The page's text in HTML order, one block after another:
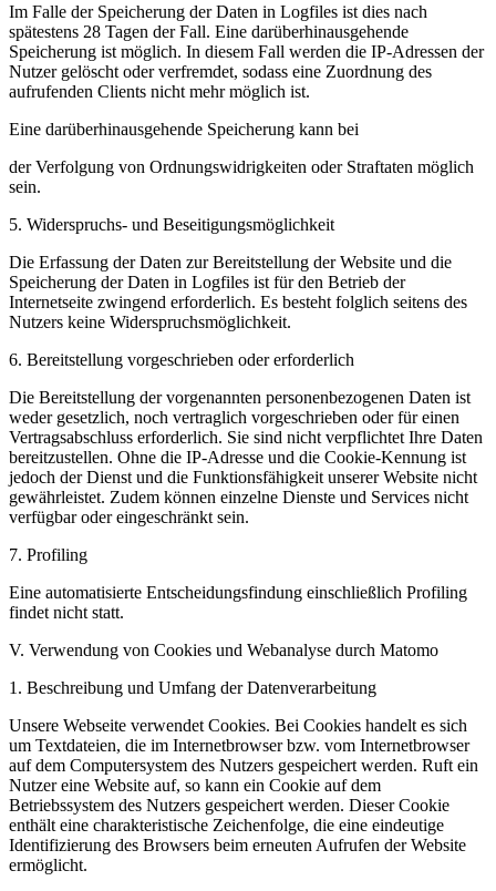
Im Falle der Speicherung der Daten in Logfiles ist dies nach
spätestens 28 Tagen der Fall. Eine darüberhinausgehende
Speicherung ist möglich. In diesem Fall werden die IP-Adressen der
Nutzer gelöscht oder verfremdet, sodass eine Zuordnung des
aufrufenden Clients nicht mehr möglich ist.
Eine darüberhinausgehende Speicherung kann bei
der Verfolgung von Ordnungswidrigkeiten oder Straftaten möglich
sein.
5. Widerspruchs- und Beseitigungsmöglichkeit
Die Erfassung der Daten zur Bereitstellung der Website und die
Speicherung der Daten in Logfiles ist für den Betrieb der
Internetseite zwingend erforderlich. Es besteht folglich seitens des
Nutzers keine Widerspruchsmöglichkeit.
6. Bereitstellung vorgeschrieben oder erforderlich
Die Bereitstellung der vorgenannten personenbezogenen Daten ist
weder gesetzlich, noch vertraglich vorgeschrieben oder für einen
Vertragsabschluss erforderlich. Sie sind nicht verpflichtet Ihre Daten
bereitzustellen. Ohne die IP-Adresse und die Cookie-Kennung ist
jedoch der Dienst und die Funktionsfähigkeit unserer Website nicht
gewährleistet. Zudem können einzelne Dienste und Services nicht
verfügbar oder eingeschränkt sein.
7. Profiling
Eine automatisierte Entscheidungsfindung einschließlich Profiling
findet nicht statt.
V. Verwendung von Cookies und Webanalyse durch Matomo
1. Beschreibung und Umfang der Datenverarbeitung
Unsere Webseite verwendet Cookies. Bei Cookies handelt es sich
um Textdateien, die im Internetbrowser bzw. vom Internetbrowser
auf dem Computersystem des Nutzers gespeichert werden. Ruft ein
Nutzer eine Website auf, so kann ein Cookie auf dem
Betriebssystem des Nutzers gespeichert werden. Dieser Cookie
enthält eine charakteristische Zeichenfolge, die eine eindeutige
Identifizierung des Browsers beim erneuten Aufrufen der Website
ermöglicht.